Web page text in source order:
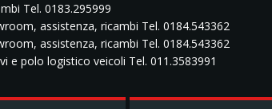
Tel. 0183.295999
assistenza, ricambi Tel. 0184.543362
assistenza, ricambi Tel. 0184.543362
e polo logistico veicoli Tel. 011.3583991